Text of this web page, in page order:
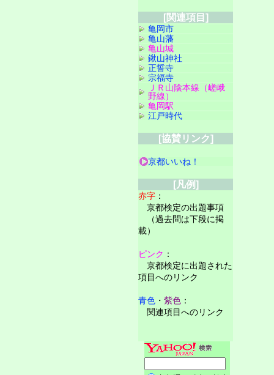
[関連項目]
亀岡市
亀山藩
亀山城
鍬山神社
正誓寺
宗福寺
ＪＲ山陰本線（嵯峨
野線）
亀岡駅
江戸時代
[協賛リンク]
京都いいね！
[凡例]
赤字 ：
京都検定の出題事項
（過去問は下段に掲
載）
ピンク ：
京都検定に出題された
項目へのリンク
青色 ・ 紫色 ：
関連項目へのリンク